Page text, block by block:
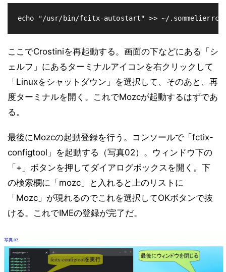
echo "/usr/bin/fcitx-autostart" >> ~/.sommelierrc
ここでCrostiniを再起動する。画面の下などにある「シ
ェルフ」にあるターミナルアイコンを右クリックして
「Linuxをシャットダウン」を選択して、そのあと、再
度ターミナルを開く。これでMozcが起動するはずであ
る。
最後にMozcの起動登録を行う。コンソールで「fctix-
configtool」を起動する（写真02）。ウィンドウ下の
「+」ボタンを押してダイアログボックスを開く。下
の検索欄に「mozc」と入れると上のリストに
「Mozc」が現れるのでこれを選択してOKボタンで抜
ける。これでIMEの登録が完了だ。